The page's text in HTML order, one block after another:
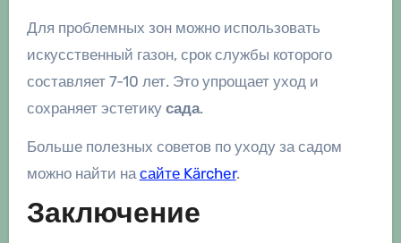
Для проблемных зон можно использовать
искусственный газон, срок службы которого
составляет 7-10 лет. Это упрощает уход и
сохраняет эстетику сада.
Больше полезных советов по уходу за садом
можно найти на сайте Kärcher.
Заключение